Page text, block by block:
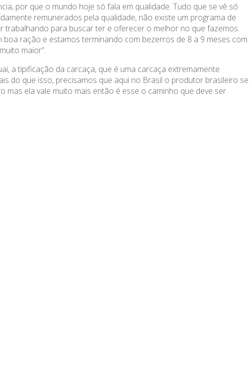
por que o mundo hoje só fala em qualidade. Tudo que se vê só
remunerados pela qualidade, não existe um programa de
para buscar ter e oferecer o melhor no que fazemos.
ração e estamos terminando com bezerros de 8 a 9 meses com
maior”.
a tipificação da carcaça, que é uma carcaça extremamente
do que isso, precisamos que aqui no Brasil o produtor brasileiro se
mas ela vale muito mais então é esse o caminho que deve ser